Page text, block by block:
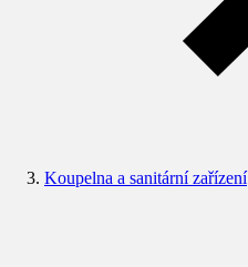
Koupelna a sanitární zařízení